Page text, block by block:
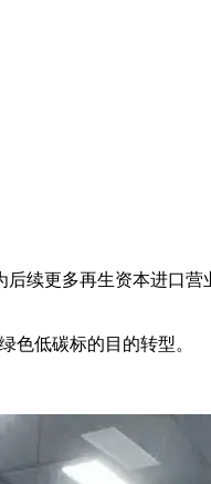
续更多再生资本进口营
低碳标的目的转型。